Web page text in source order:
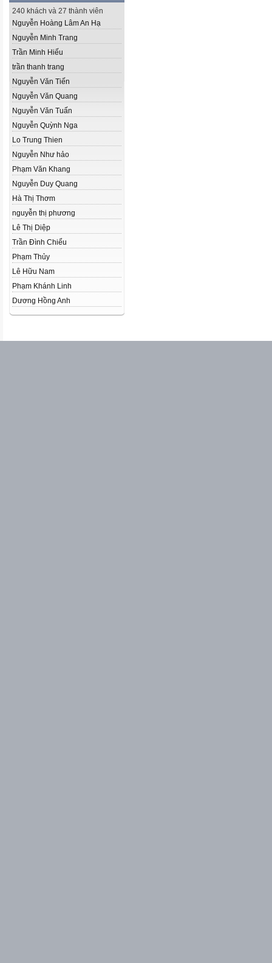
240 khách và 27 thành viên
Nguyễn Hoàng Lâm An Hạ
Nguyễn Minh Trang
Trần Minh Hiếu
trần thanh trang
Nguyễn Văn Tiến
Nguyễn Văn Quang
Nguyễn Văn Tuấn
Nguyễn Quỳnh Nga
Lo Trung Thien
Nguyễn Như hảo
Phạm Văn Khang
Nguyễn Duy Quang
Hà Thị Thơm
nguyễn thị phương
Lê Thị Diệp
Trần Đình Chiểu
Phạm Thủy
Lê Hữu Nam
Phạm Khánh Linh
Dương Hồng Anh